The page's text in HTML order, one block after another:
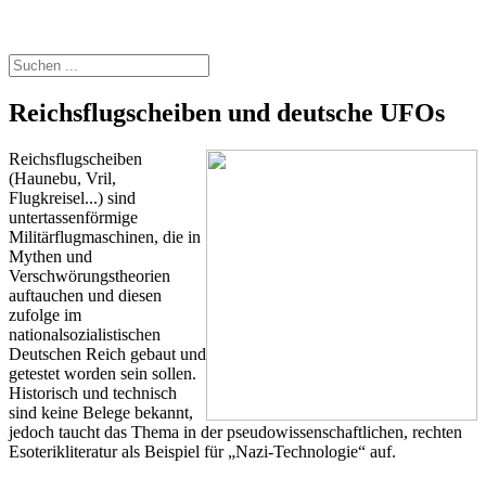
Reichsflugscheiben und deutsche UFOs
Reichsflugscheiben
(Haunebu, Vril,
Flugkreisel...) sind
untertassenförmige
Militärflugmaschinen, die in
Mythen und
Verschwörungstheorien
auftauchen und diesen
zufolge im
nationalsozialistischen
Deutschen Reich gebaut und
getestet worden sein sollen.
Historisch und technisch
sind keine Belege bekannt,
jedoch taucht das Thema in der pseudowissenschaftlichen, rechten
Esoterikliteratur als Beispiel für „Nazi-Technologie“ auf.